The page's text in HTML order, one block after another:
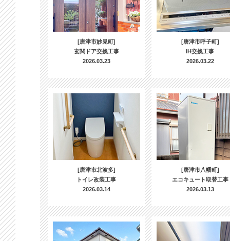
[唐津市妙見町]
玄関ドア交換工事
2026.03.23
[唐津市呼子町]
IH交換工事
2026.03.22
[唐津市北波多]
トイレ改装工事
2026.03.14
[唐津市八幡町]
エコキュート取替工事
2026.03.13